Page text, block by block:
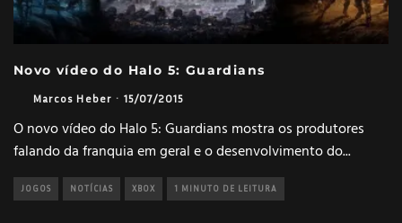
Novo vídeo do Halo 5: Guardians
Marcos Heber · 15/07/2015
O novo vídeo do Halo 5: Guardians mostra os produtores
falando da franquia em geral e o desenvolvimento do...
JOGOS NOTÍCIAS XBOX 1 MINUTO DE LEITURA